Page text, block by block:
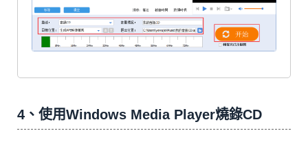
4、使用Windows Media Player燒錄CD